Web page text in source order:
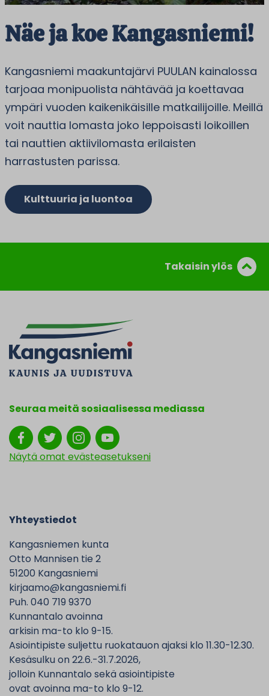
Näe ja koe Kangasniemi!
Kangasniemi maakuntajärvi PUULAN kainalossa
tarjoaa monipuolista nähtävää ja koettavaa
ympäri vuoden kaikenikäisille matkailijoille. Meillä
voit nauttia lomasta joko leppoisasti loikoillen
tai nauttien aktiivilomasta erilaisten
harrastusten parissa.
Kulttuuria ja luontoa
Takaisin ylös
Seuraa meitä sosiaalisessa mediassa
Näytä omat evästeasetukseni
Yhteystiedot
Kangasniemen kunta
Otto Mannisen tie 2
51200 Kangasniemi
kirjaamo@kangasniemi.fi
Puh. 040 719 9370
Kunnantalo avoinna
arkisin ma-to klo 9-15.
Asiointipiste suljettu ruokatauon ajaksi klo 11.30-12.30.
Kesäsulku on 22.6.-31.7.2026,
jolloin Kunnantalo sekä asiointipiste
ovat avoinna ma-to klo 9-12.